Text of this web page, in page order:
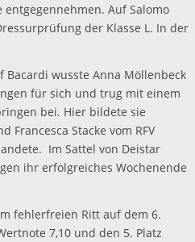
Auf Salomo
der Klasse L. In der
wusste Anna Möllenbeck
für sich und trug mit einem
bei. Hier bildete sie
Francesca Stacke vom RFV
Im Sattel von Deistar
ihr erfolgreiches Wochenende
fehlerfreien Ritt auf dem 6.
7,10 und den 5. Platz